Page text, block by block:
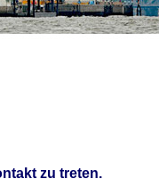
zu treten.